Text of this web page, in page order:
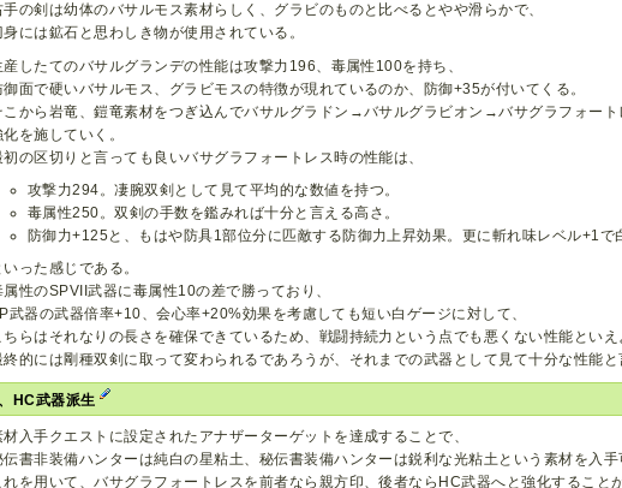
手の剣は幼体のバサルモス素材らしく、グラビのものと比べるとやや滑らかで、
身には鉱石と思わしき物が使用されている。
産したてのバサルグランデの性能は攻撃力196、毒属性100を持ち、
御面で硬いバサルモス、グラビモスの特徴が現れているのか、防御+35が付いてくる。
こから岩竜、鎧竜素材をつぎ込んでバサルグラドン→バサルグラビオン→バサグラフォート
化を施していく。
初の区切りと言っても良いバサグラフォートレス時の性能は、
攻撃力294。凄腕双剣として見て平均的な数値を持つ。
毒属性250。双剣の手数を鑑みれば十分と言える高さ。
防御力+125と、もはや防具1部位分に匹敵する防御力上昇効果。更に斬れ味レベル+1で
いった感じである。
属性のSPVII武器に毒属性10の差で勝っており、
武器の武器倍率+10、会心率+20%効果を考慮しても短い白ゲージに対して、
ちらはそれなりの長さを確保できているため、戦闘持続力という点でも悪くない性能といえ
終的には剛種双剣に取って変わられるであろうが、それまでの武器として見て十分な性能と
HC武器派生
材入手クエストに設定されたアナザーターゲットを達成することで、
伝書非装備ハンターは純白の星粘土、秘伝書装備ハンターは鋭利な光粘土という素材を入手
れを用いて、バサグラフォートレスを前者なら親方印、後者ならHC武器へと強化することが